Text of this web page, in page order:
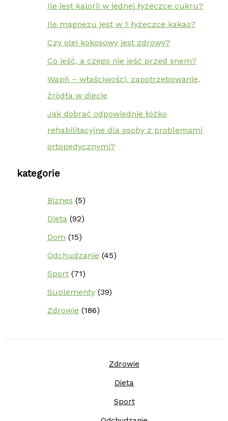
Ile jest kalorii w jednej łyżeczce cukru?
Ile magnezu jest w 1 łyżeczce kakao?
Czy olej kokosowy jest zdrowy?
Co jeść, a czego nie jeść przed snem?
Wapń – właściwości, zapotrzebowanie,
źródła w diecie
Jak dobrać odpowiednie łóżko
rehabilitacyjne dla osoby z problemami
ortopedycznymi?
kategorie
Biznes (5)
Dieta(92)
Dom (15)
Odchudzanie (45)
Sport(71)
Suplementy(39)
Zdrowie (186)
Zdrowie
Dieta
Sport